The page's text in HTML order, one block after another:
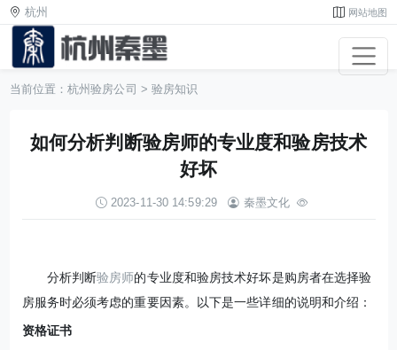
杭州 网站地图
当前位置： 杭州验房公司 > 验房知识
如何分析判断验房师的专业度和验房技术
好坏
2023-11-30 14:59:29 秦墨文化
分析判断验房师的专业度和验房技术好坏是购房者在选择验
房服务时必须考虑的重要因素。以下是一些详细的说明和介绍：
资格证书